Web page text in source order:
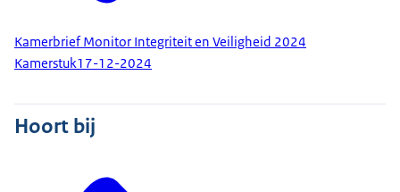
Kamerbrief Monitor Integriteit en Veiligheid 2024
Kamerstuk17-12-2024
Hoort bij